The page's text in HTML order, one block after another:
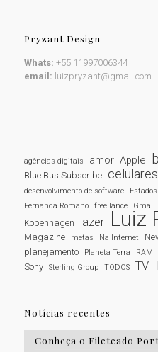
Pryzant Design
Whats: +55 11997006344
email: luizpryzant@gmail.com
agências digitais amor Apple
Blue Bus Subscribe celulares
desenvolvimento de software
Fernanda Romano free lance Gmail
Kopenhagen lazer Luiz
Magazine metas Na Internet
planejamento Planeta Terra RAM
Sony Sterling Group TODOS TV
Notícias recentes
Conheça o Fileteado